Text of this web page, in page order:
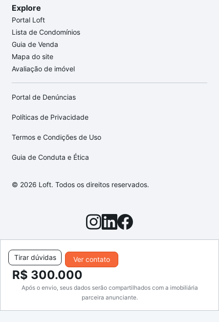
Ver contato
Tirar dúvidas
R$ 300.000
Após o envio, seus dados serão compartilhados com a imobiliária
parceira anunciante.
Explore
Portal Loft
Lista de Condomínios
Guia de Venda
Mapa do site
Avaliação de imóvel
Portal de Denúncias
Políticas de Privacidade
Termos e Condições de Uso
Guia de Conduta e Ética
© 2026 Loft. Todos os direitos reservados.